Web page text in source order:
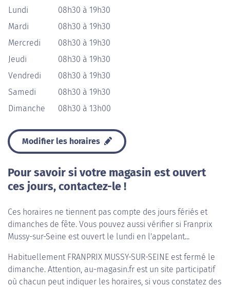
Lundi
08h30 à 19h30
Mardi
08h30 à 19h30
Mercredi
08h30 à 19h30
Jeudi
08h30 à 19h30
Vendredi
08h30 à 19h30
Samedi
08h30 à 19h30
Dimanche
08h30 à 13h00
Modifier les horaires
Pour savoir si votre magasin est ouvert
ces jours, contactez-le !
Ces horaires ne tiennent pas compte des jours fériés et
dimanches de fête. Vous pouvez aussi vérifier si Franprix
Mussy-sur-Seine est ouvert le lundi en l'appelant...
Habituellement FRANPRIX MUSSY-SUR-SEINE est fermé le
dimanche. Attention, au-magasin.fr est un site participatif
où chacun peut indiquer les horaires, si vous constatez des